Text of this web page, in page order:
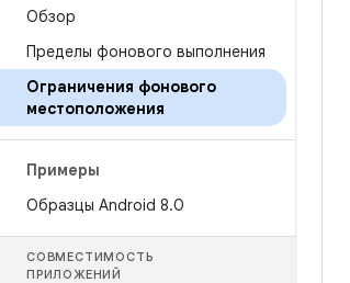
Обзор
Пределы фонового выполнения
Ограничения фонового
местоположения
Примеры
Образцы Android 8.0
СОВМЕСТИМОСТЬ
ПРИЛОЖЕНИЙ